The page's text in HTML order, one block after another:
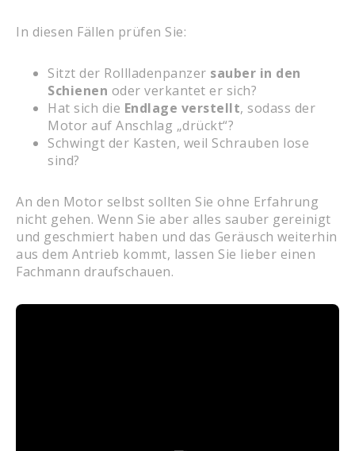
In diesen Fällen prüfen Sie:
Sitzt der Rollladenpanzer sauber in den
Schienen oder verkantet er sich?
Hat sich die Endlage verstellt, sodass der
Motor auf Anschlag „drückt“?
Schwingt der Kasten, weil Schrauben lose
sind?
An den Motor selbst sollten Sie ohne Erfahrung
nicht gehen. Wenn Sie aber alles sauber gereinigt
und geschmiert haben und das Geräusch weiterhin
aus dem Antrieb kommt, lassen Sie lieber einen
Fachmann draufschauen.